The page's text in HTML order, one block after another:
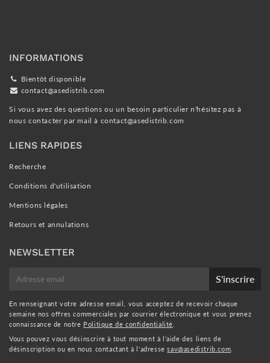
INFORMATIONS
Bientôt disponible
contact@asedistrib.com
Si vous avez des questions ou un besoin particulier n'hésitez pas à
nous contacter par mail à contact@asedistrib.com
LIENS RAPIDES
Recherche
Conditions d'utilisation
Mentions légales
Retours et annulations
NEWSLETTER
mail
S'inscrire
En renseignant votre adresse email, vous acceptez de recevoir chaque
semaine nos offres commerciales par courrier électronique et vous prenez
connaissance de notre Politique de confidentialité
Vous pouvez vous désinscrire à tout moment à l'aide des liens de
désinscription ou en nous contactant à l'adressesav@asedistrib.com